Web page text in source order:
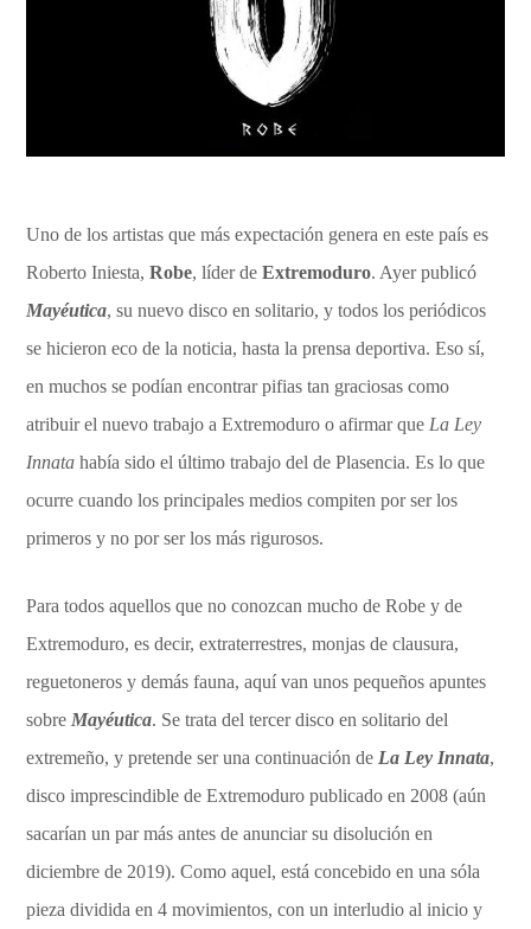
Uno de los artistas que más expectación genera en este país es
Roberto Iniesta,Robe, líder deExtremoduro. Ayer publicó
Mayéutica, su nuevo disco en solitario, y todos los periódicos
se hicieron eco de la noticia, hasta la prensa deportiva. Eso sí,
en muchos se podían encontrar pifias tan graciosas como
atribuir el nuevo trabajo a Extremoduro o afirmar que La Ley
Innata había sido el último trabajo del de Plasencia. Es lo que
ocurre cuando los principales medios compiten por ser los
primeros y no por ser los más rigurosos.
Para todos aquellos que no conozcan mucho de Robe y de
Extremoduro, es decir, extraterrestres, monjas de clausura,
reguetoneros y demás fauna, aquí van unos pequeños apuntes
sobre Mayéutica. Se trata del tercer disco en solitario del
extremeño, y pretende ser una continuación de La Ley Innata,
disco imprescindible de Extremoduro publicado en 2008 (aún
sacarían un par más antes de anunciar su disolución en
diciembre de 2019). Como aquel, está concebido en una sóla
pieza dividida en 4 movimientos, con un interludio al inicio y